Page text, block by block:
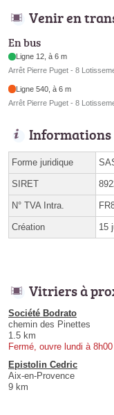
Venir en
En bus
Ligne 12, à 6 m
Arrêt Pierre Puget - 8
Ligne 540, à 6 m
Arrêt Pierre Puget - 8
Informations
Forme juridique
SIRET
N° TVA Intra.
Création 15
Vitriers à
Société Bodrato
chemin des Pinettes
1.5 km
Fermé, ouvre lundi à 8h00
Epistolin Cedric
Aix-en-Provence
9 km